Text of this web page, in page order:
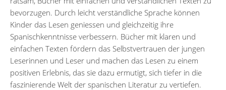
bevorzugen. Durch leicht verständliche Sprache können
Kinder das Lesen geniessen und gleichzeitig ihre
Spanischkenntnisse verbessern. Bücher mit klaren und
einfachen Texten fördern das Selbstvertrauen der jungen
Leserinnen und Leser und machen das Lesen zu einem
positiven Erlebnis, das sie dazu ermutigt, sich tiefer in die
faszinierende Welt der spanischen Literatur zu vertiefen.